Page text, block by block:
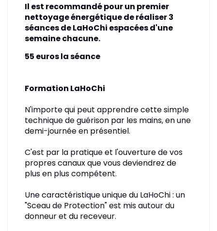
Il est recommandé pour un premier
nettoyage énergétique de réaliser 3
séances de LaHoChi espacées d'une
semaine chacune.
55 euros la séance
Formation LaHoChi
N'importe qui peut apprendre cette simple
technique de guérison par les mains, en une
demi-journée en présentiel.
C'est par la pratique et l'ouverture de vos
propres canaux que vous deviendrez de
plus en plus compétent.
Une caractéristique unique du LaHoChi : un
"Sceau de Protection" est mis autour du
donneur et du receveur.